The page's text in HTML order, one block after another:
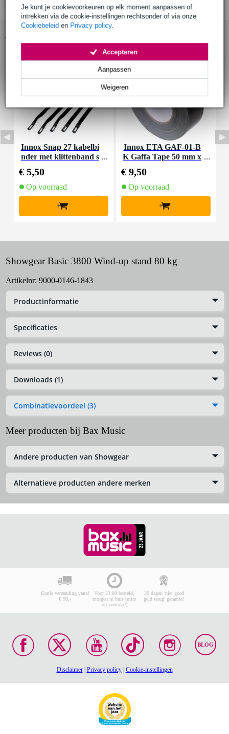
Je kunt je cookievoorkeuren op elk moment aanpassen of
intrekken via de cookie-instellingen rechtsonder of via onze
Cookiebeleid en Privacy policy.
Weigeren
Aanpassen
Accepteren
Bekijk alle productspecificaties
Innox Snap 27 kabelbi
nder met klittenband s
€ 5,50
Op voorraad
+
Innox ETA GAF-01-B
K Gaffa Tape 50 mm x
€ 9,50
Op voorraad
+
Showgear Basic 3800 Wind-up stand 80 kg
Artikelnr: 9000-0146-1843
Productinformatie
Specificaties
Reviews (0)
Downloads (1)
Combinatievoordeel (3)
Meer producten bij Bax Music
Andere producten van Showgear
Alternatieve producten andere merken
Gratis verzending vanaf
€ 99,-
Voor 23:00 besteld,
morgen in huis (mits
op voorraad)
30 dagen 'niet goed
geld terug' garantie!
BLOG
Disclaimer| Privacy policy| Cookie-instellingen